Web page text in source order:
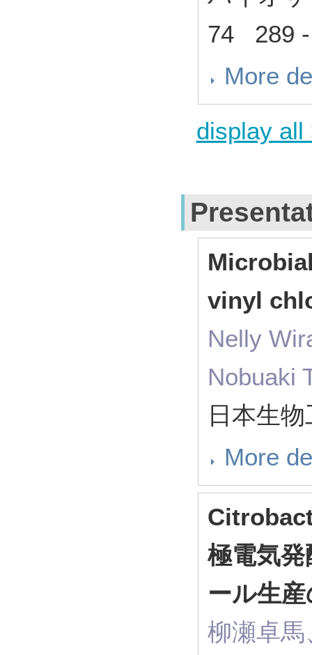
74 289
More
display all
vinyl
Nelly
Nobuaki
日本生
More
極電気
ール生
柳瀬卓